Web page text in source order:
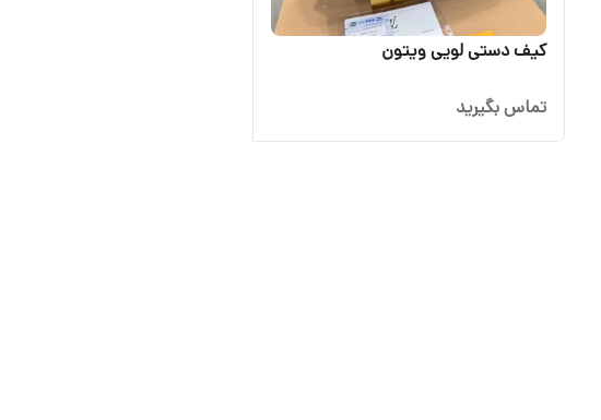
کیف دستی لویی ویتون
تماس بگیرید